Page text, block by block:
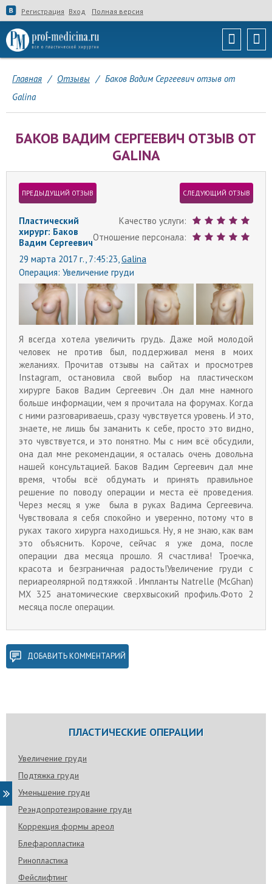
Регистрация Вход Полная версия
Главная / Отзывы / Баков Вадим Сергеевич отзыв от
Galina
БАКОВ ВАДИМ СЕРГЕЕВИЧ ОТЗЫВ ОТ
GALINA
ПРЕДЫДУЩИЙ ОТЗЫВ СЛЕДУЮЩИЙ ОТЗЫВ
Качество услуги:
Отношение персонала:
Пластический
хирург: Баков
Вадим Сергеевич
29 марта 2017 г., 7:45:23, Galina
Операция: Увеличение груди
Я всегда хотела увеличить грудь. Даже мой молодой
человек не против был, поддерживал меня в моих
желаниях. Прочитав отзывы на сайтах и просмотрев
Instagram, остановила свой выбор на пластическом
хирурге Баков Вадим Сергеевич .Он дал мне намного
больше информации, чем я прочитала на форумах. Когда
с ними разговариваешь, сразу чувствуется уровень. И это,
знаете, не лишь бы заманить к себе, просто это видно,
это чувствуется, и это понятно. Мы с ним всё обсудили,
она дал мне рекомендации, я осталась очень довольна
нашей консультацией. Баков Вадим Сергеевич дал мне
время, чтобы всё обдумать и принять правильное
решение по поводу операции и места её проведения.
Через месяц я уже была в руках Вадима Сергеевича.
Чувствовала я себя спокойно и уверенно, потому что в
руках такого хирурга находишься. Ну, я не знаю, как вам
это объяснить. Короче, сейчас я уже дома, после
операции два месяца прошло. Я счастлива! Троечка,
красота и безграничная радость!Увеличение груди с
периареолярной подтяжкой . Импланты Natrelle (McGhan)
MX 325 анатомические сверхвысокий профиль.Фото 2
месяца после операции.
ДОБАВИТЬ КОММЕНТАРИЙ
ПЛАСТИЧЕСКИЕ ОПЕРАЦИИ
Увеличение груди
Подтяжка груди
Уменьшение груди
Реэндопротезирование груди
Коррекция формы ареол
Блефаропластика
Ринопластика
Фейслифтинг